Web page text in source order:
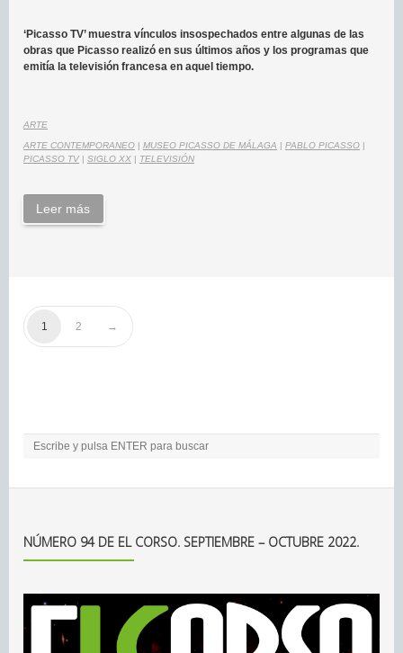
‘Picasso TV’ muestra vínculos insospechados entre algunas de las
obras que Picasso realizó en sus últimos años y los programas que
emitía la televisión francesa en aquel tiempo.
ARTE
ARTE CONTEMPORANEO | MUSEO PICASSO DE MÁLAGA | PABLO PICASSO |
PICASSO TV | SIGLO XX | TELEVISIÓN
Leer más
1 2
NÚMERO 94 DE EL CORSO. SEPTIEMBRE – OCTUBRE 2022.